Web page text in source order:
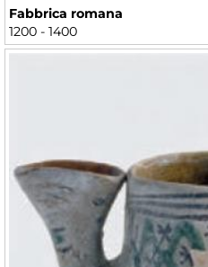
Fabbrica romana
1200 - 1400